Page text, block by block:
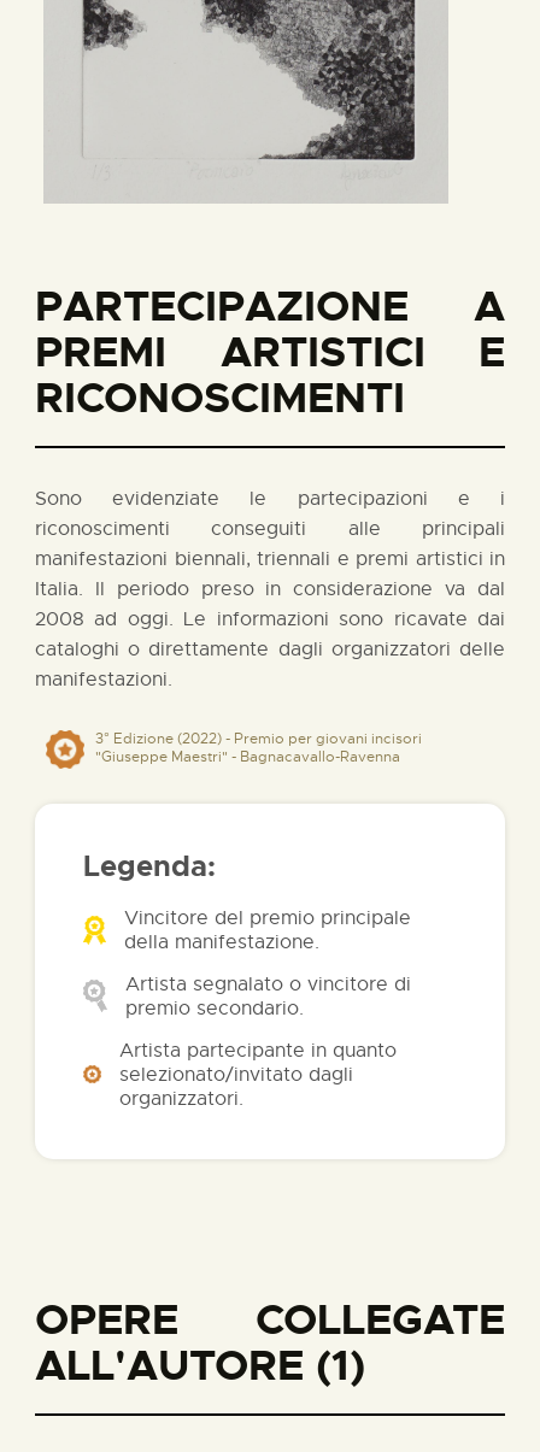
PARTECIPAZIONE A
PREMI ARTISTICI E
RICONOSCIMENTI
Sono evidenziate le partecipazioni e i
riconoscimenti conseguiti alle principali
manifestazioni biennali, triennali e premi artistici in
Italia. Il periodo preso in considerazione va dal
2008 ad oggi. Le informazioni sono ricavate dai
cataloghi o direttamente dagli organizzatori delle
manifestazioni.
3° Edizione (2022) - Premio per giovani incisori
"Giuseppe Maestri" - Bagnacavallo-Ravenna
Legenda:
Vincitore del premio principale
della manifestazione.
Artista segnalato o vincitore di
premio secondario.
Artista partecipante in quanto
selezionato/invitato dagli
organizzatori.
OPERE COLLEGATE
ALL'AUTORE (1)